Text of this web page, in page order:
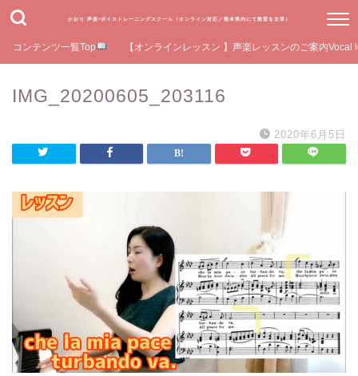
かおり 声楽•ボイストレーニングスクール（オンライン対応／熊本県内にて教室を主宰）
コンテンツ一覧Top 【オンラインレッスン 】声楽レッスンのご案内Vocal
IMG_20200605_203116
2020年6月5日